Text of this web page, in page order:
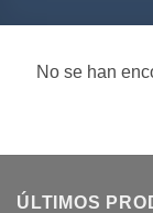
No se han
ÚLTIMOS